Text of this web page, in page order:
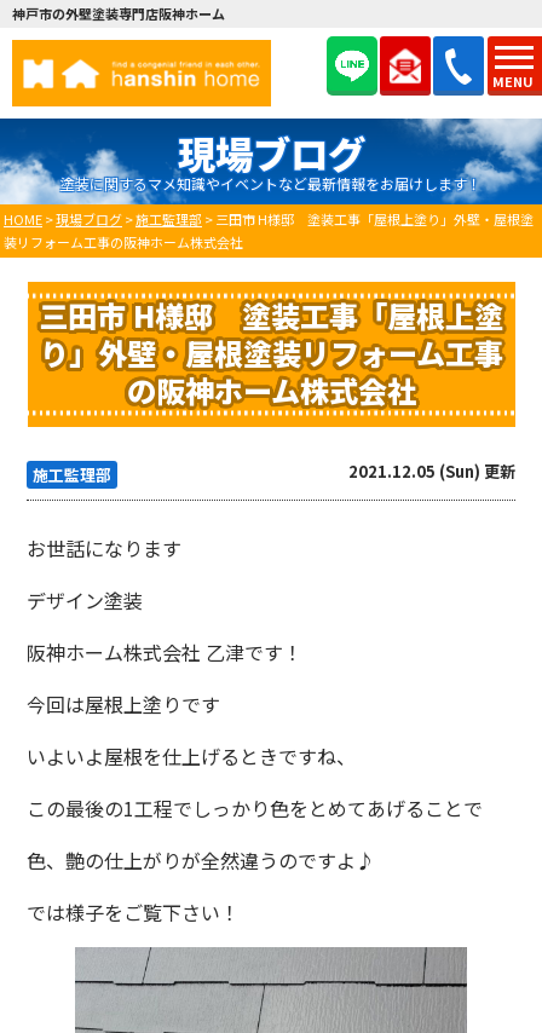
MENU
神戸市の外壁塗装専門店阪神ホーム
現場ブログ
塗装に関するマメ知識やイベントなど最新情報をお届けします！
HOME>現場ブログ>施工監理部 >三田市 H様邸 塗装工事「屋根上塗り」外壁・屋根塗
装リフォーム工事の阪神ホーム株式会社
三田市 H様邸 塗装工事「屋根上塗
り」外壁・屋根塗装リフォーム工事
の阪神ホーム株式会社
施工監理部 2021.12.05 (Sun) 更新
お世話になります
デザイン塗装
阪神ホーム株式会社 乙津です！
今回は屋根上塗りです
いよいよ屋根を仕上げるときですね、
この最後の1工程でしっかり色をとめてあげることで
色、艶の仕上がりが全然違うのですよ♪
では様子をご覧下さい！